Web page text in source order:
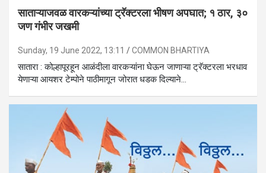
साताऱ्याजवळ वारकऱ्यांच्या ट्रॅक्टरला भीषण अपघात; १ ठार, ३०
जण गंभीर जखमी
Sunday, 19 June 2022, 13:11 COMMON BHARTIYA
सातारा : कोल्हापूरहून आळंदीला वारकऱ्यांना घेऊन जाणाऱ्या ट्रॅक्टरला भरधाव
येणाऱ्या आयशर टेम्पोने पाठीमागून जोरात धडक दिल्याने…